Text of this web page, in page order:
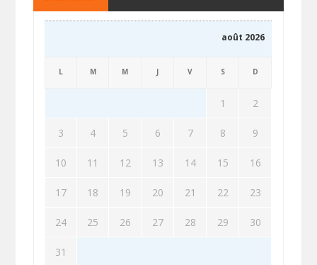
août 2026
L M M J V S D
1 2
3 4 5 6 7 8 9
10 11 12 13 14 15 16
17 18 19 20 21 22 23
24 25 26 27 28 29 30
31